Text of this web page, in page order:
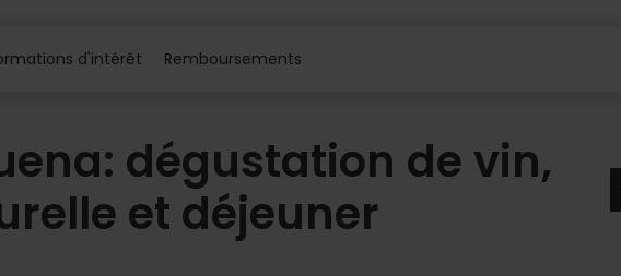
d'intérêt Remboursements
dégustation de vin,
et déjeuner